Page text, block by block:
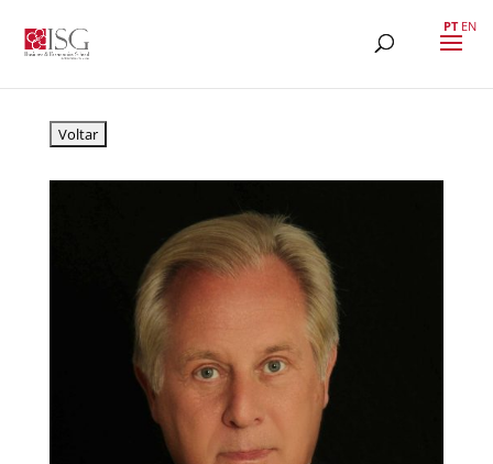
PT EN